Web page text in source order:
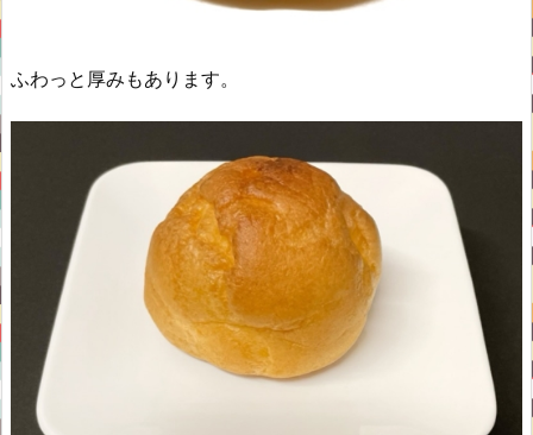
ふわっと厚みもあります。